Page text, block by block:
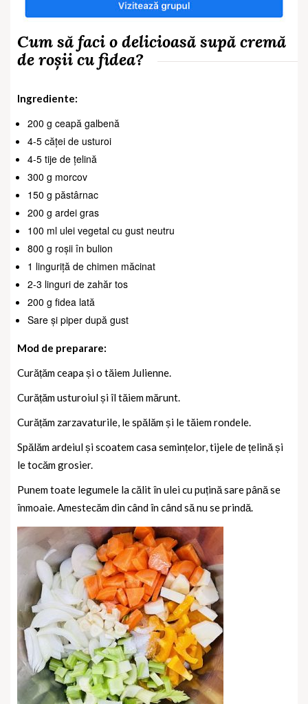
Cum să faci o delicioasă supă cremă
de roșii cu fidea?
Ingrediente:
200 g ceapă galbenă
4-5 căței de usturoi
4-5 tije de țelină
300 g morcov
150 g păstârnac
200 g ardei gras
100 ml ulei vegetal cu gust neutru
800 g roșii în bulion
1 linguriță de chimen măcinat
2-3 linguri de zahăr tos
200 g fidea lată
Sare și piper după gust
Mod de preparare:
Curățăm ceapa și o tăiem Julienne.
Curățăm usturoiul și îl tăiem mărunt.
Curățăm zarzavaturile, le spălăm și le tăiem rondele.
Spălăm ardeiul și scoatem casa semințelor, tijele de țelină și
le tocăm grosier.
Punem toate legumele la călit în ulei cu puțină sare până se
înmoaie. Amestecăm din când în când să nu se prindă.